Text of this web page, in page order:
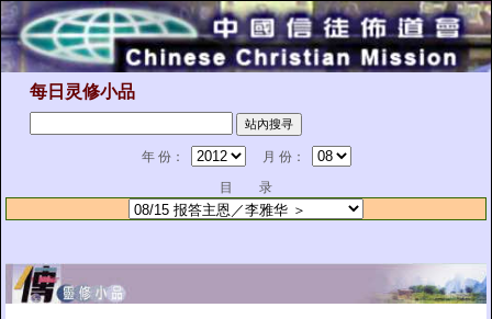
每日灵修小品
年 份：
月 份：
目 录